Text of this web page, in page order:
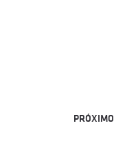
PRÓXIMO